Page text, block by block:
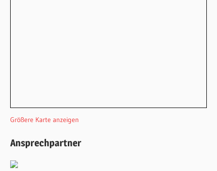
Größere Karte anzeigen
Ansprechpartner